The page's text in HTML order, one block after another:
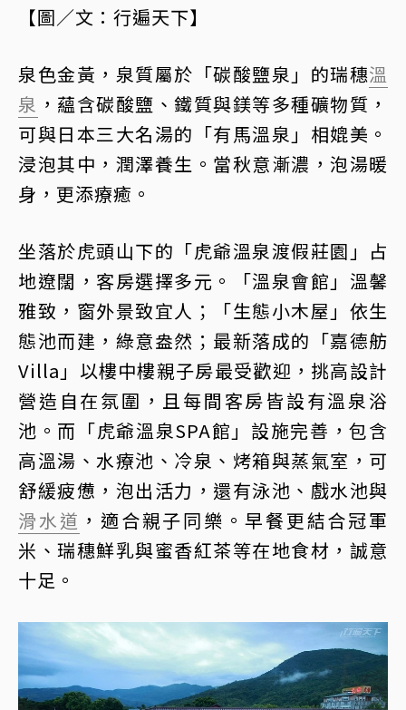
【圖／文：行遍天下】
泉色金黃，泉質屬於「碳酸鹽泉」的瑞穗溫
泉 ，蘊含碳酸鹽、鐵質與鎂等多種礦物質，
可與日本三大名湯的「有馬溫泉」相媲美。
浸泡其中，潤澤養生。當秋意漸濃，泡湯暖
身，更添療癒。
坐落於虎頭山下的「虎爺溫泉渡假莊園」占
地遼闊，客房選擇多元。「溫泉會館」溫馨
雅致，窗外景致宜人；「生態小木屋」依生
態池而建，綠意盎然；最新落成的「嘉德舫
Villa」以樓中樓親子房最受歡迎，挑高設計
營造自在氛圍，且每間客房皆設有溫泉浴
池。而「虎爺溫泉SPA館」設施完善，包含
高溫湯、水療池、冷泉、烤箱與蒸氣室，可
舒緩疲憊，泡出活力，還有泳池、戲水池與
滑水道 ，適合親子同樂。早餐更結合冠軍
米、瑞穗鮮乳與蜜香紅茶等在地食材，誠意
十足。